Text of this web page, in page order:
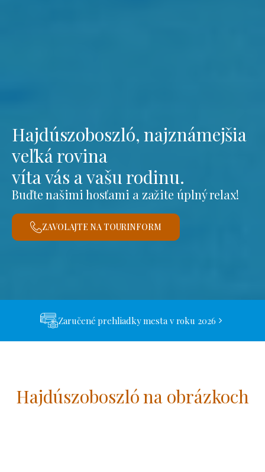
Hajdúszoboszló, najznámejšia
veľká rovina
víta vás a vašu rodinu.
Buďte našimi hosťami a zažite úplný relax!
ZAVOLAJTE NA TOURINFORM
Zaručené prehliadky mesta v roku 2026
Hajdúszoboszló na obrázkoch